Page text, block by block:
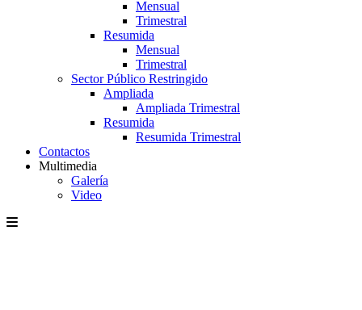
Mensual
Trimestral
Resumida
Mensual
Trimestral
Sector Público Restringido
Ampliada
Ampliada Trimestral
Resumida
Resumida Trimestral
Contactos
Multimedia
Galería
Video